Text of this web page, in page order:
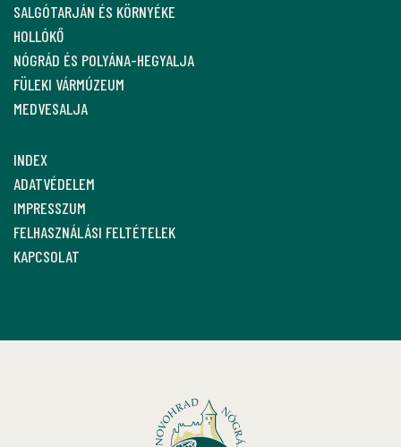
SALGÓTARJÁN ÉS KÖRNYÉKE
HOLLÓKŐ
NÓGRÁD ÉS POLYÁNA-HEGYALJA
FÜLEKI VÁRMÚZEUM
MEDVESALJA
INDEX
ADATVÉDELEM
IMPRESSZUM
FELHASZNÁLÁSI FELTÉTELEK
KAPCSOLAT